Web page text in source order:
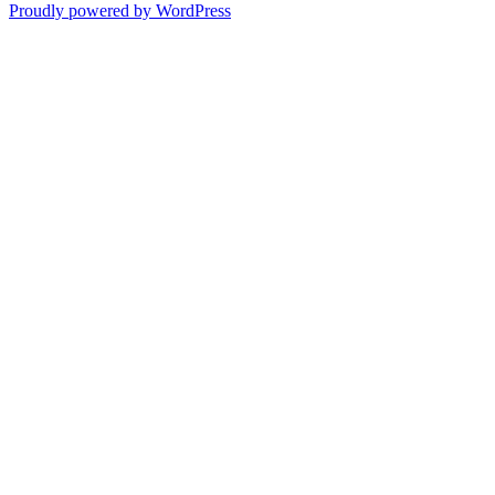
Proudly powered by WordPress